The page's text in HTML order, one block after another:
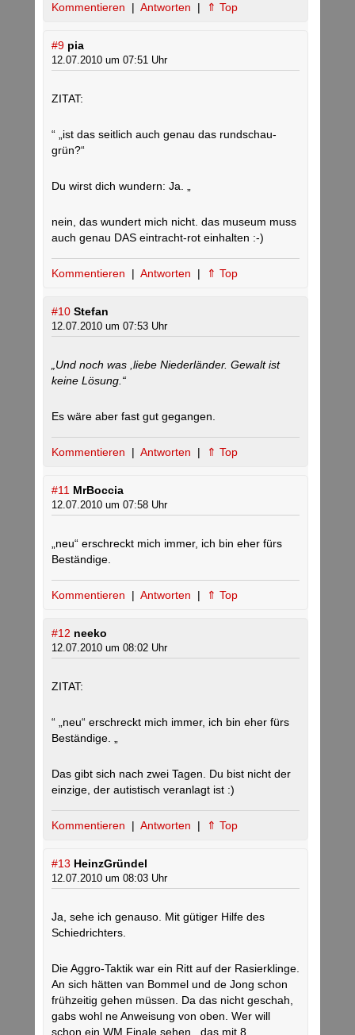
Kommentieren | Antworten | ⇑ Top
#9 pia
12.07.2010 um 07:51 Uhr
ZITAT:
“ „ist das seitlich auch genau das rundschau-
grün?“
Du wirst dich wundern: Ja. „
nein, das wundert mich nicht. das museum muss
auch genau DAS eintracht-rot einhalten :-)
Kommentieren | Antworten | ⇑ Top
#10 Stefan
12.07.2010 um 07:53 Uhr
„Und noch was ,liebe Niederländer. Gewalt ist
keine Lösung.“
Es wäre aber fast gut gegangen.
Kommentieren | Antworten | ⇑ Top
#11 MrBoccia
12.07.2010 um 07:58 Uhr
„neu“ erschreckt mich immer, ich bin eher fürs
Beständige.
Kommentieren | Antworten | ⇑ Top
#12 neeko
12.07.2010 um 08:02 Uhr
ZITAT:
“ „neu“ erschreckt mich immer, ich bin eher fürs
Beständige. „
Das gibt sich nach zwei Tagen. Du bist nicht der
einzige, der autistisch veranlagt ist :)
Kommentieren | Antworten | ⇑ Top
#13 HeinzGründel
12.07.2010 um 08:03 Uhr
Ja, sehe ich genauso. Mit gütiger Hilfe des
Schiedrichters.
Die Aggro-Taktik war ein Ritt auf der Rasierklinge.
An sich hätten van Bommel und de Jong schon
frühzeitig gehen müssen. Da das nicht geschah,
gabs wohl ne Anweisung von oben. Wer will
schon ein WM Finale sehen , das mit 8